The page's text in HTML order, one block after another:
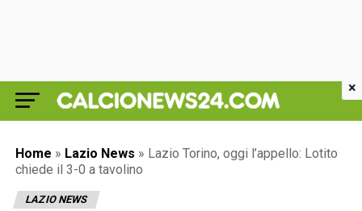
Home » Lazio News » Lazio Torino, oggi l’appello: Lotito
chiede il 3-0 a tavolino
LAZIO NEWS
×